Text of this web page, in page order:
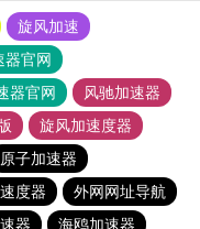
旋风加速
器官网
器官网
风驰加速器
旋风加速度器
原子加速器
度器
外网网址导航
器 海鸥加速器